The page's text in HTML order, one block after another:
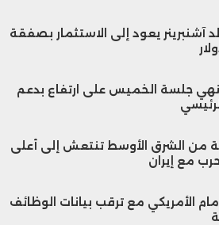
آشنبرينر يعود إلى الاستثمار بصفقة
تنهي جلسة الخميس على ارتفاع بدعم
من الشرق الأوسط تنتعش إلى أعلى
مع إيران
أمام الأمريكي مع ترقب بيانات الوظائف